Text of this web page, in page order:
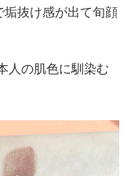
垢抜け感が出て旬顔
人の肌色に馴染む